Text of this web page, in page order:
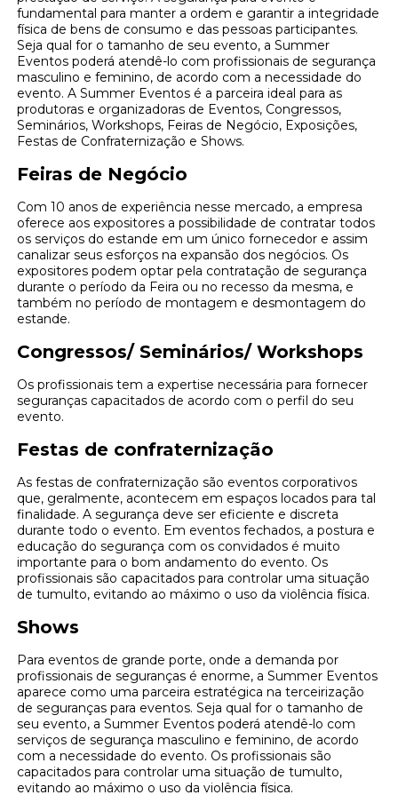
fundamental para manter a ordem e garantir a integridade
física de bens de consumo e das pessoas participantes.
Seja qual for o tamanho de seu evento, a Summer
Eventos poderá atendê-lo com profissionais de segurança
masculino e feminino, de acordo com a necessidade do
evento. A Summer Eventos é a parceira ideal para as
produtoras e organizadoras de Eventos, Congressos,
Seminários, Workshops, Feiras de Negócio, Exposições,
Festas de Confraternização e Shows.
Feiras de Negócio
Com 10 anos de experiência nesse mercado, a empresa
oferece aos expositores a possibilidade de contratar todos
os serviços do estande em um único fornecedor e assim
canalizar seus esforços na expansão dos negócios. Os
expositores podem optar pela contratação de segurança
durante o período da Feira ou no recesso da mesma, e
também no período de montagem e desmontagem do
estande.
Congressos/ Seminários/ Workshops
Os profissionais tem a expertise necessária para fornecer
seguranças capacitados de acordo com o perfil do seu
evento.
Festas de confraternização
As festas de confraternização são eventos corporativos
que, geralmente, acontecem em espaços locados para tal
finalidade. A segurança deve ser eficiente e discreta
durante todo o evento. Em eventos fechados, a postura e
educação do segurança com os convidados é muito
importante para o bom andamento do evento. Os
profissionais são capacitados para controlar uma situação
de tumulto, evitando ao máximo o uso da violência física.
Shows
Para eventos de grande porte, onde a demanda por
profissionais de seguranças é enorme, a Summer Eventos
aparece como uma parceira estratégica na terceirização
de seguranças para eventos. Seja qual for o tamanho de
seu evento, a Summer Eventos poderá atendê-lo com
serviços de segurança masculino e feminino, de acordo
com a necessidade do evento. Os profissionais são
capacitados para controlar uma situação de tumulto,
evitando ao máximo o uso da violência física.